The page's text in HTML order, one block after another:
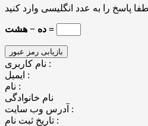
ده − هشت =
نام کاربری :
ایمیل :
نام :
نام خانوادگی
آدرس وب سایت :
تاریخ ثبت نام :